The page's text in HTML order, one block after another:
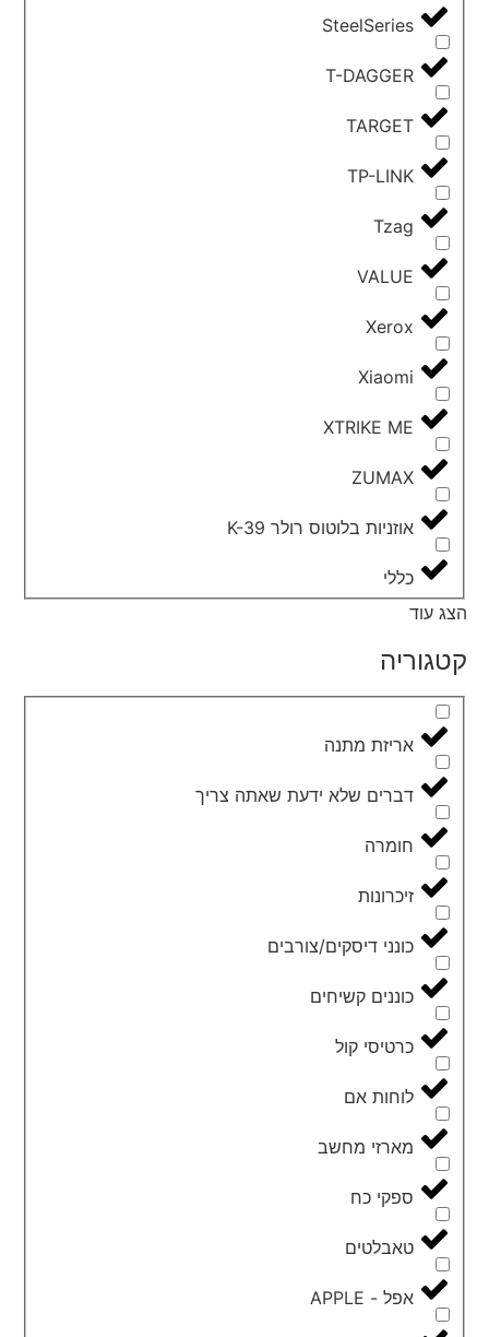
SteelSeries
T-DAGGER
TARGET
TP-LINK
Tzag
VALUE
Xerox
Xiaomi
XTRIKE ME
ZUMAX
אוזניות בלוטוס רולר K-39
כללי
הצג עוד
קטגוריה
אריזת מתנה
דברים שלא ידעת שאתה צריך
חומרה
זיכרונות
כונני דיסקים/צורבים
כוננים קשיחים
כרטיסי קול
לוחות אם
מארזי מחשב
ספקי כח
טאבלטים
אפל - APPLE